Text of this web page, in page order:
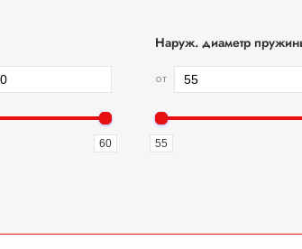
60
Наруж. диаметр
от
55